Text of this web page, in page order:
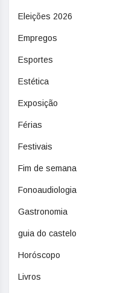
Eleições 2026
Empregos
Esportes
Estética
Exposição
Férias
Festivais
Fim de semana
Fonoaudiologia
Gastronomia
guia do castelo
Horóscopo
Livros